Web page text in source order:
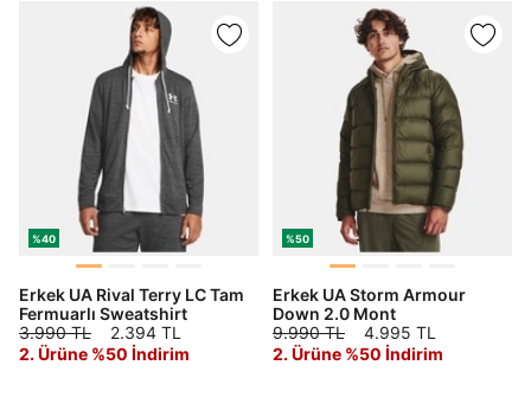
%40
Erkek UA Rival Terry LC Tam
Fermuarlı Sweatshirt
3.990 TL
2.394 TL
2. Ürüne %50 İndirim
%50
Erkek UA Storm Armour
Down 2.0 Mont
9.990 TL
4.995 TL
2. Ürüne %50 İndirim